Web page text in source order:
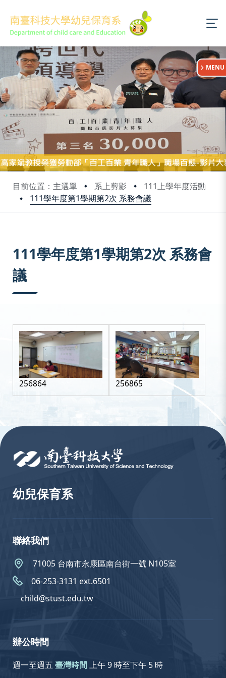
目前位置：主選單 系上剪影
111上學年度活動
111學年度第1學期第2次 系務會議
:::
MENU
111學年度第1學期第2次 系務會
議
256864 256865
幼兒保育系
聯絡我們
71005 台南市永康區南台街一號 N105室
06-253-3131 ext.6501
child@stust.edu.tw
辦公時間
週一至週五 臺灣時間上午 9 時至下午 5 時